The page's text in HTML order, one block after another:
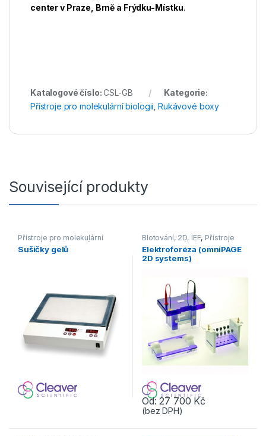
center v Praze, Brně a Frýdku-Místku.
Katalogové číslo:CSL-GB
Kategorie:
Přístroje pro molekulární biologii Rukávové boxy
Související produkty
Přístroje pro molekulární
biologii
Sušičky gelů
Sušičky gelů
Blotování, 2D, IEF, Přístroje
pro molekulární biologii
Elektroforéza (omniPAGE
2D systems)
Od:27 700 Kč
(bez DPH)
Tento produkt má více variant.